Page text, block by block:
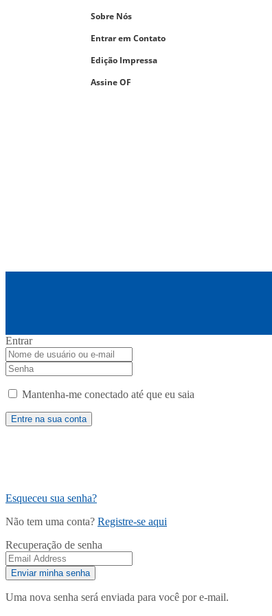
Sobre Nós
Entrar em Contato
Edição Impressa
Assine OF
Entrar
Mantenha-me conectado até que eu saia
Esqueceu sua senha?
Não tem uma conta? Registre-se aqui
Recuperação de senha
Uma nova senha será enviada para você por e-mail.